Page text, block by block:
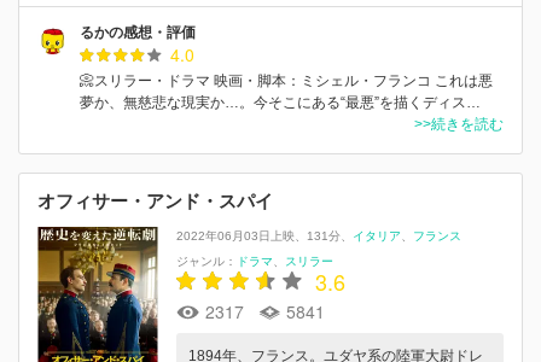
るかの感想・評価
4.0
📀スリラー・ドラマ 映画・脚本：ミシェル・フランコ これは悪
夢か、無慈悲な現実か…。今そこにある“最悪”を描くディス…
>>続きを読む
オフィサー・アンド・スパイ
2022年06月03日上映 131分 イタリア
フランス
ジャンル：
ドラマ スリラー
3.6
2317 5841
1894年、フランス。ユダヤ系の陸軍大尉ドレ